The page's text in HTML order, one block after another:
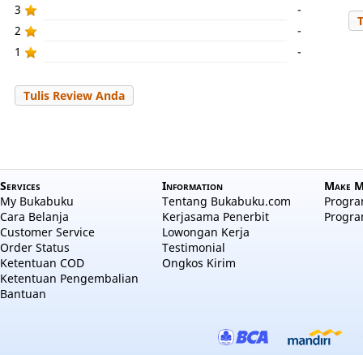
3
-
2
-
1
-
Tulis Review Anda
Services
My Bukabuku
Cara Belanja
Customer Service
Order Status
Ketentuan COD
Ketentuan Pengembalian
Bantuan
Information
Tentang Bukabuku.com
Kerjasama Penerbit
Lowongan Kerja
Testimonial
Ongkos Kirim
Make